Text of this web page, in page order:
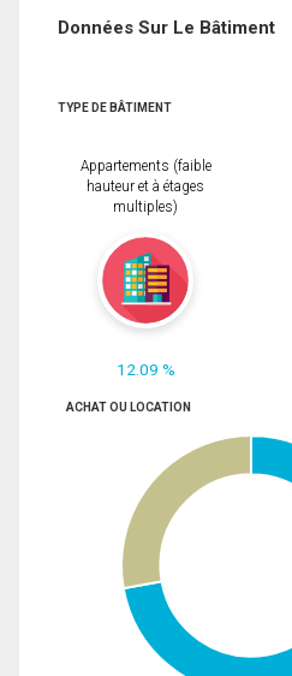
Données Sur Le Bâtiment
TYPE DE BÂTIMENT
Appartements (faible
hauteur et à étages
multiples)
12.09 %
ACHAT OU LOCATION